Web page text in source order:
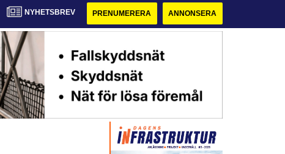
NYHETSBREV PRENUMERERA ANNONSERA